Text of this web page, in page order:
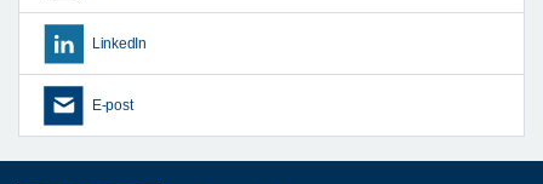
LinkedIn
E-post